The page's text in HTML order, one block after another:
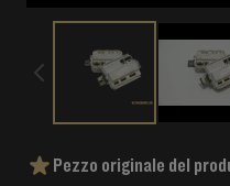
Pezzo originale del